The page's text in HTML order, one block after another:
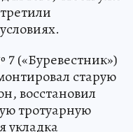
(«Буревестник»)
старую
восстановил
тротуарную
укладка